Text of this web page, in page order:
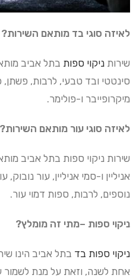
לאיזה סוגי בד מותאם השירות?
שירות ניקוי ספות בתל אביב
סינטטי ובד טבעי, לרבות, פשתן,
מיקרופייבר ו-פולימר.
לאיזה סוגי עור מותאם השירות?
שירות ניקוי ספות בתל אביב
אניליין ו-סמי אניליין, עור
נוספים, לרבות, ספות דמוי עור.
ניקוי ספות –מתי זה מומלץ?
ניקוי ספות בד בתל אביב הינו
אחת לשנה, וזאת על מנת לשמור